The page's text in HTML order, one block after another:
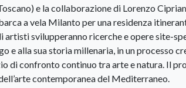
e la collaborazione di Lorenzo
a vela Milanto per una residenza
artisti svilupperanno ricerche e opere site-
e alla sua storia millenaria, in un processo
di confronto continuo tra arte e natura. Il
contemporanea del Mediterraneo.